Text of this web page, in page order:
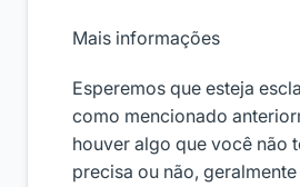
Mais informações
Esperemos que esteja
como mencionado
houver algo que você não
precisa ou não,